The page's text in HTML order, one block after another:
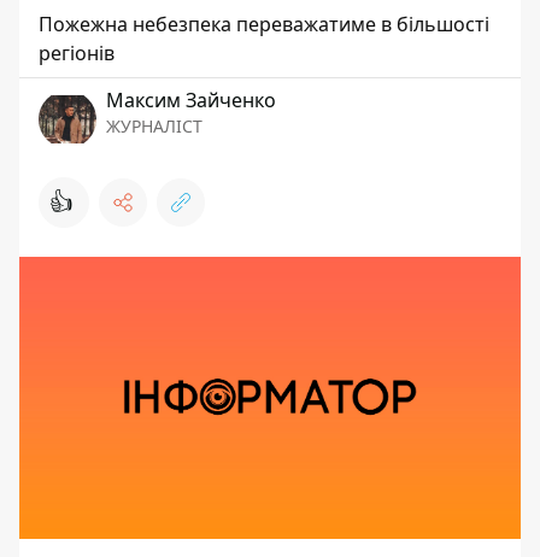
Пожежна небезпека переважатиме в більшості
регіонів
Максим Зайченко
ЖУРНАЛІСТ
👍